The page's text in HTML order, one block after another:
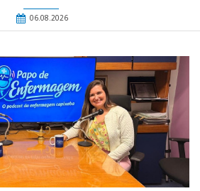
06.08.2026